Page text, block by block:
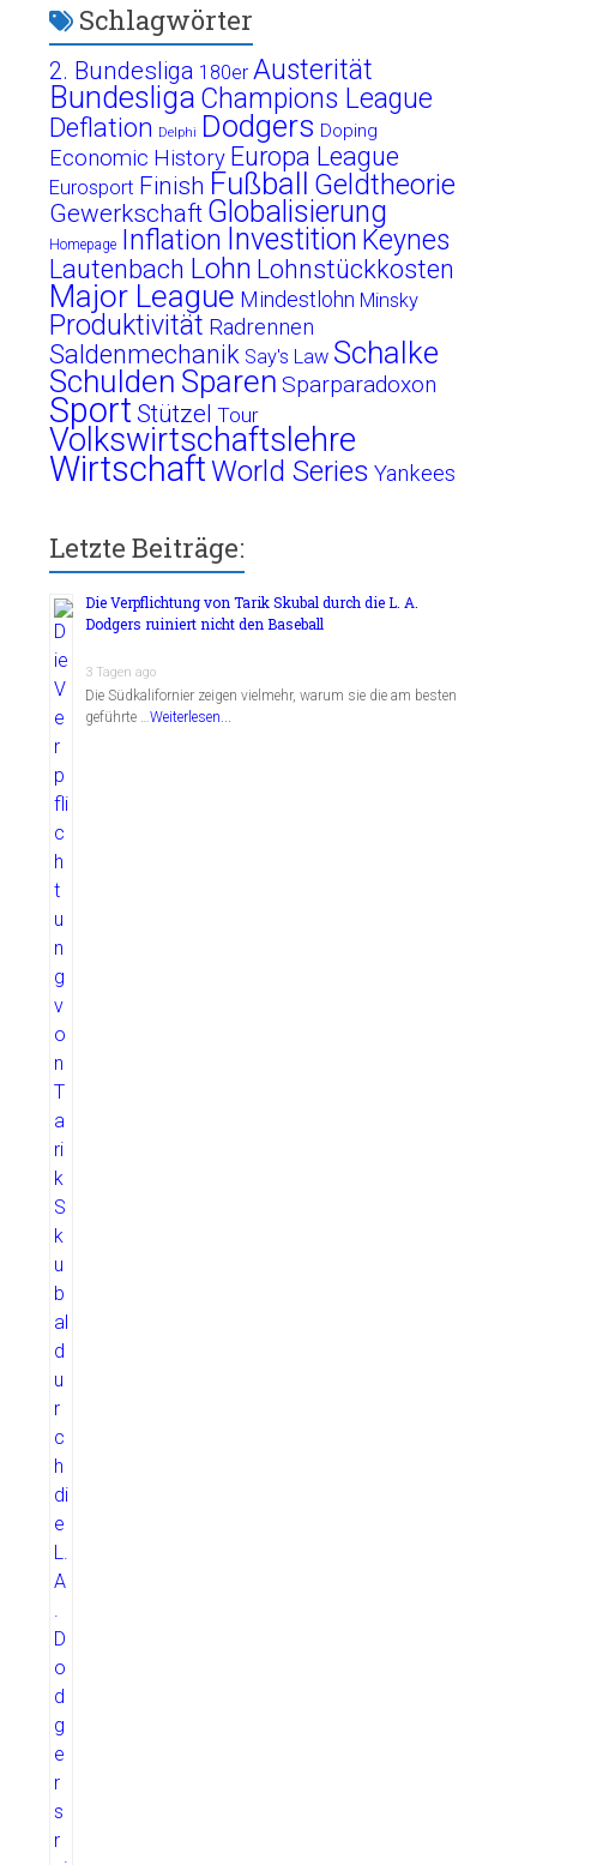
Schlagwörter
2. Bundesliga 180er Austerität
Bundesliga Champions League
Deflation Delphi Dodgers Doping
Economic History Europa League
Eurosport Finish Fußball Geldtheorie
Gewerkschaft Globalisierung
Homepage Inflation Investition Keynes
Lautenbach Lohn Lohnstückkosten
Major League Mindestlohn Minsky
Produktivität Radrennen
Saldenmechanik Say's Law Schalke
Schulden Sparen Sparparadoxon
Sport Stützel Tour
Volkswirtschaftslehre
WirtschaftWorld Series Yankees
Letzte Beiträge:
Die Verpflichtung von Tarik Skubal durch die L. A.
Dodgers ruiniert nicht den Baseball
3 Tagen ago
Die Südkalifornier zeigen vielmehr, warum sie die am besten
geführte …Weiterlesen...